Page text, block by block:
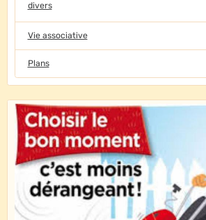
divers
Vie associative
Plans